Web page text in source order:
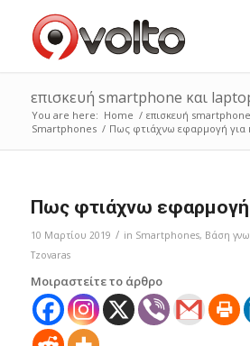
επισκευή smartphone και
You are here: Home / επισκευή
Smartphones / Πως φτιάχνω εφαρμογή για
Πως φτιάχνω εφαρμογή
10 Μαρτίου 2019 / in Smartphones, Bάση
Tzovaras
Μοιραστείτε το άρθρο